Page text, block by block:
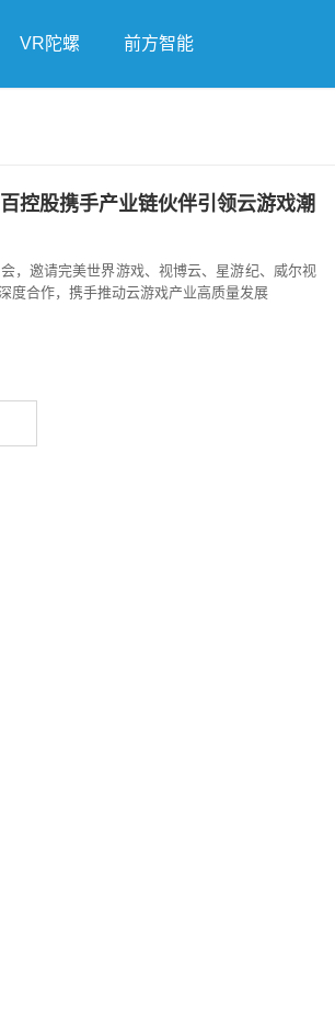
VR陀螺 前方智能
控股携手产业链伙伴引领云游戏潮
，邀请完美世界游戏、视博云、星游纪、威尔视
度合作，携手推动云游戏产业高质量发展